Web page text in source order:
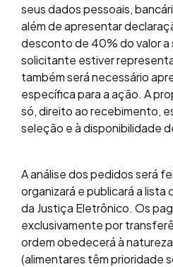
seus dados pessoais,
além de apresentar
desconto de 40% do valor a
solicitante estiver
também será necessário
específica para a ação. A
só, direito ao recebimento,
seleção e à disponibilidade
A análise dos pedidos será
organizará e publicará a lista
da Justiça Eletrônico. Os
exclusivamente por
ordem obedecerá à
(alimentares têm prioridade